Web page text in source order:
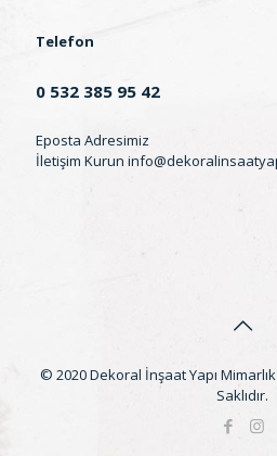
Telefon
0 532 385 95 42
Eposta Adresimiz
İletişim Kurun
© 2020 Dekoral İnşaat Yapı
Saklıdır.